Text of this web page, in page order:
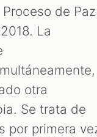
de Paz
La
otra
Se trata de
por primera